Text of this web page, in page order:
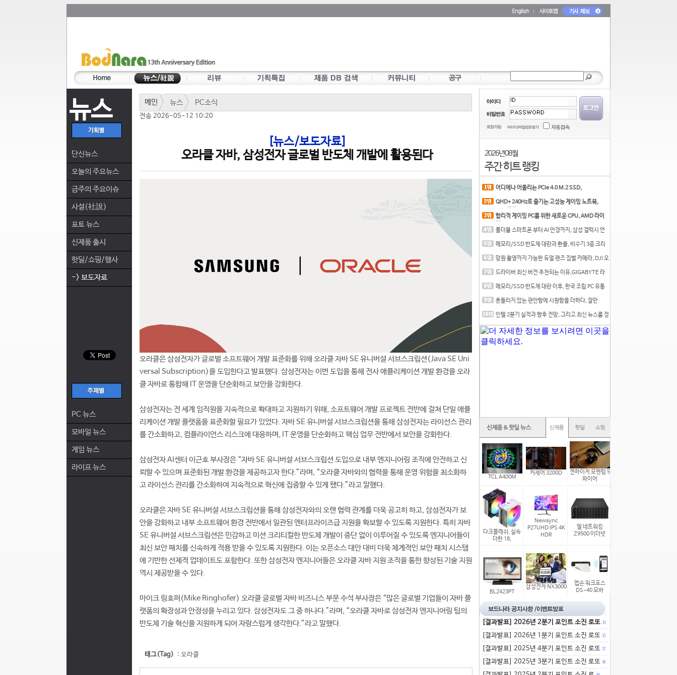
뉴스
단신뉴스
오늘의 주요뉴스
금주의 주요이슈
사설(社說)
포토 뉴스
신제품 출시
핫딜/쇼핑/행사
-> 보도자료
PC 뉴스
모바일 뉴스
게임 뉴스
라이프 뉴스
메인 뉴스 PC소식
전송 2026-05-12 10:20
[뉴스/보도자료]
오라클 자바, 삼성전자 글로벌 반도체 개발에 활용된다
오라클은 삼성전자가 글로벌 소프트웨어 개발 표준화를 위해 오라클 자바 SE 유니버설 서브스크립션(Java SE Uni
versal Subscription)을 도입한다고 발표했다. 삼성전자는 이번 도입을 통해 전사 애플리케이션 개발 환경을 오라
클 자바로 통합해 IT 운영을 단순화하고 보안을 강화한다.
삼성전자는 전 세계 임직원을 지속적으로 확대하고 지원하기 위해, 소프트웨어 개발 프로젝트 전반에 걸쳐 단일 애플
리케이션 개발 플랫폼을 표준화할 필요가 있었다. 자바 SE 유니버설 서브스크립션을 통해 삼성전자는 라이선스 관리
를 간소화하고, 컴플라이언스 리스크에 대응하며, IT 운영을 단순화하고 핵심 업무 전반에서 보안을 강화한다.
삼성전자 AI센터 이근호 부사장은 “자바 SE 유니버설 서브스크립션 도입으로 내부 엔지니어링 조직에 안전하고 신
뢰할 수 있으며 표준화된 개발 환경을 제공하고자 한다.”라며, “오라클 자바와의 협력을 통해 운영 위험을 최소화하
고 라이선스 관리를 간소화하여 지속적으로 혁신에 집중할 수 있게 됐다.”라고 말했다.
오라클은 자바 SE 유니버설 서브스크립션을 통해 삼성전자와의 오랜 협력 관계를 더욱 공고히 하고, 삼성전자가 보
안을 강화하고 내부 소프트웨어 환경 전반에서 일관된 엔터프라이즈급 지원을 확보할 수 있도록 지원한다. 특히 자바
SE 유니버설 서브스크립션은 민감하고 미션 크리티컬한 반도체 개발이 중단 없이 이루어질 수 있도록 엔지니어들이
최신 보안 패치를 신속하게 적용 받을 수 있도록 지원한다. 이는 오픈소스 대안 대비 더욱 체계적인 보안 패치 시스템
에 기반한 선제적 업데이트도 포함한다. 또한 삼성전자 엔지니어들은 오라클 자바 지원 조직을 통한 향상된 기술 지원
역시 제공받을 수 있다.
마이크 링호퍼(Mike Ringhofer) 오라클 글로벌 자바 비즈니스 부문 수석 부사장은 “많은 글로벌 기업들이 자바 플
랫폼의 확장성과 안정성을 누리고 있다. 삼성전자도 그 중 하나다.”라며, “오라클 자바로 삼성전자 엔지니어링 팀의
반도체 기술 혁신을 지원하게 되어 자랑스럽게 생각한다.”라고 말했다.
태그(Tag) : 오라클
2026년 08월
주간 히트 랭킹
어디에나 어울리는 PCIe 4.0 M.2 SSD,
QHD+ 240Hz로 즐기는 고성능 게이밍 노트북,
합리적 게이밍 PC를 위한 새로운 CPU, AMD 라이
폴더블 스마트폰 부터 AI 안경까지, 삼성 갤럭시 언
메모리/SSD 반도체 대란과 환율, 비수기 3중 크리
망원 촬영까지 가능한 듀얼 렌즈 짐벌 카메라, DJI 오
드라이버 최신 버전 추천되는 이유,GIGABYTE 라
메모리/SSD 반도체 대란 이후, 한국 조립 PC 유통
흔들리지 않는 편안함에 시원함을 더하다, 잘만
인텔 2분기 실적과 향후 전망, 그리고 최신 뉴스를 정
TCL A400M
커세어 3200D
젠하이저 모멘텀 5
와이어
다크플래쉬, 실속
더한 18,
Newsync
P27UHD IPS 4K
HDR
델 네트워킹
Z9500 이더넷
BL2423PT
삼성전자 NX3000
엡손 워크포스
DS-40 모바
[결과발표] 2026년 2분기 포인트 소진 로또 13
[결과발표] 2026년 1분기 포인트 소진 로또 15
[결과발표] 2025년 4분기 포인트 소진 로또 17
[결과발표] 2025년 3분기 포인트 소진 로또 16